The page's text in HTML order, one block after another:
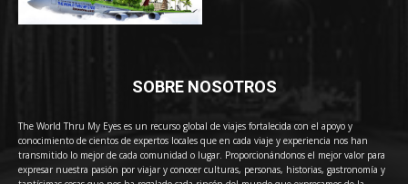
SOBRE NOSOTROS
The World Thru My Eyes es un recurso global de viajes fortalecida con el apoyo y
conocimiento de cientos de expertos locales que en cada viaje y experiencia nos han
transmitido lo mejor de cada comunidad o lugar. Proporcionándonos el mejor valor para
expresar nuestra pasión por viajar y conocer culturas, personas, historias, gastronomía y